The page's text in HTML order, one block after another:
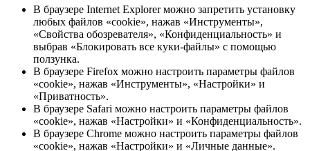
В браузере Internet Explorer можно запретить установку
любых файлов «cookie», нажав «Инструменты»,
«Свойства обозревателя», «Конфиденциальность» и
выбрав «Блокировать все куки-файлы» с помощью
ползунка.
В браузере Firefox можно настроить параметры файлов
«cookie», нажав «Инструменты», «Настройки» и
«Приватность».
В браузере Safari можно настроить параметры файлов
«cookie», нажав «Настройки» и «Конфиденциальность».
В браузере Chrome можно настроить параметры файлов
«cookie», нажав «Настройки» и «Личные данные».